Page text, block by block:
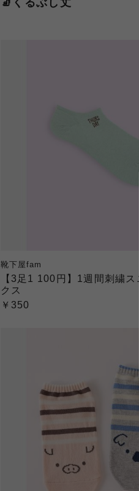
靴下屋fam
【3足1 100円】1週間刺繍
クス
￥350